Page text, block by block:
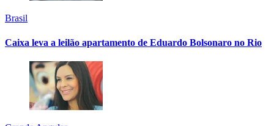
Brasil
Caixa leva a leilão apartamento de Eduardo Bolsonaro no Rio